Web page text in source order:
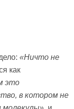
«Ничто не
как
это
в котором не